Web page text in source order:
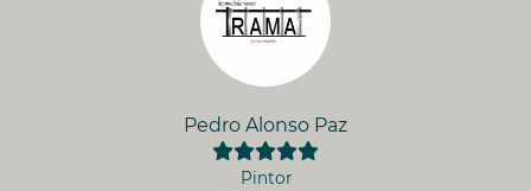
Pedro Alonso Paz
Pintor